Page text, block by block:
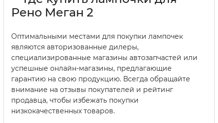
Рено Меган 2
Оптимальными местами для покупки лампочек
являются авторизованные дилеры,
специализированные магазины автозапчастей или
успешные онлайн-магазины, предлагающие
гарантию на свою продукцию. Всегда обращайте
внимание на отзывы покупателей и рейтинг
продавца, чтобы избежать покупки
низкокачественных товаров.